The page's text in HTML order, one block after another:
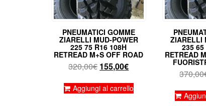
PNEUMATICI GOMME
ZIARELLI MUD-POWER
225 75 R16 108H
RETREAD M+S OFF ROAD
320,00€ Il
originale
155,00€Il
attuale
Aggiungi al carrello
ZIARELLI
235 65
RETREAD
370,00